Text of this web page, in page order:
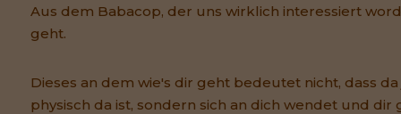
Aus dem Babacop, der uns wirklich interessiert
geht.
Dieses an dem wie's dir geht bedeutet nicht, dass
physisch da ist, sondern sich an dich wendet und dir